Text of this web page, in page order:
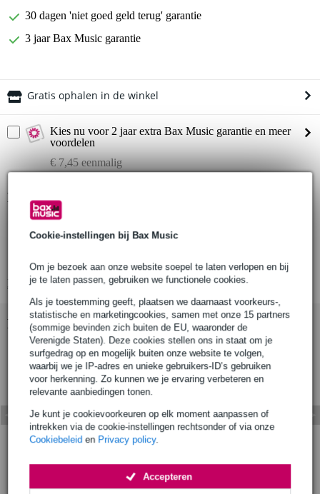
Cookie-instellingen bij Bax Music
Om je bezoek aan onze website soepel te laten verlopen en bij
je te laten passen, gebruiken we functionele cookies.
Als je toestemming geeft, plaatsen we daarnaast voorkeurs-,
statistische en marketingcookies, samen met onze 15 partners
(sommige bevinden zich buiten de EU, waaronder de
Verenigde Staten). Deze cookies stellen ons in staat om je
surfgedrag op en mogelijk buiten onze website te volgen,
waarbij we je IP-adres en unieke gebruikers-ID’s gebruiken
voor herkenning. Zo kunnen we je ervaring verbeteren en
relevante aanbiedingen tonen.
Je kunt je cookievoorkeuren op elk moment aanpassen of
intrekken via de cookie-instellingen rechtsonder of via onze
Cookiebeleid en Privacy policy.
Accepteren
30 dagen 'niet goed geld terug' garantie
3 jaar Bax Music garantie
Gratis ophalen in de winkel
Kies nu voor 2 jaar extra Bax Music garantie en meer
voordelen
€ 7,45 eenmalig
Productinformatie
Radial Catapult Mini RX
4-kanaals snake
frequentiebereik 7 Hz - 20 KHz
Bekijk alle productspecificaties
Bekijk ook eens (2)